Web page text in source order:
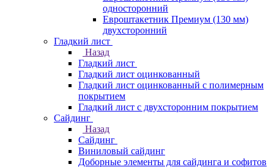
односторонний
Евроштакетник Премиум (130 мм)
двухсторонний
Гладкий лист
Назад
Гладкий лист
Гладкий лист оцинкованный
Гладкий лист оцинкованный с полимерным
покрытием
Гладкий лист с двухсторонним покрытием
Сайдинг
Назад
Сайдинг
Виниловый сайдинг
Доборные элементы для сайдинга и софитов